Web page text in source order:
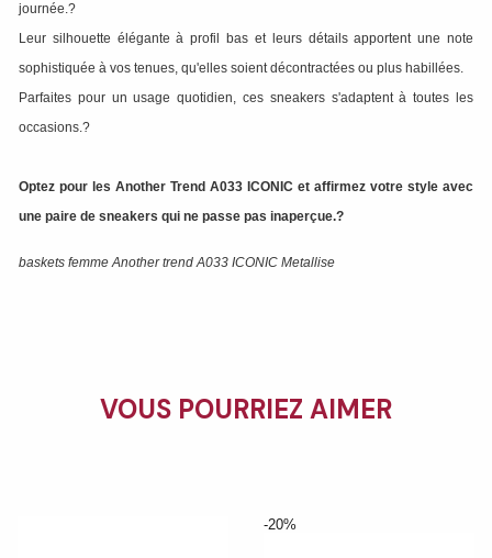
journée.?
Leur silhouette élégante à profil bas et leurs détails apportent une note
sophistiquée à vos tenues, qu'elles soient décontractées ou plus habillées.
Parfaites pour un usage quotidien, ces sneakers s'adaptent à toutes les
occasions.?
Optez pour les Another Trend A033 ICONIC et affirmez votre style avec
une paire de sneakers qui ne passe pas inaperçue.?
baskets femme Another trend A033 ICONIC Metallise
VOUS POURRIEZ AIMER
-20%